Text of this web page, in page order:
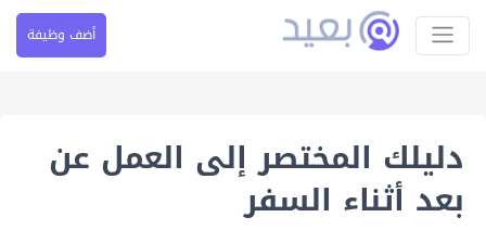
أضف وظيفة
دليلك المختصر إلى العمل عن
بعد أثناء السفر